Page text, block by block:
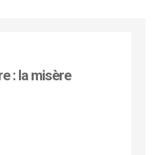
: la misère